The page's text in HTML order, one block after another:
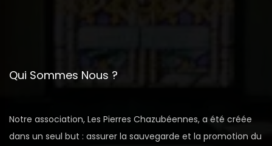
Qui Sommes Nous ?
Notre association, Les Pierres Chazubéennes, a été créée
dans un seul but : assurer la sauvegarde et la promotion du